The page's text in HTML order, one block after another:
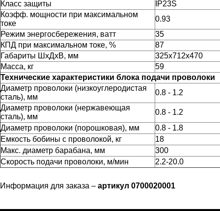
Класс защиты
IP23S
Коэфф. мощности при максимальном
токе
0.93
Режим энергосбережения, ватт
35
КПД при максимальном токе, %
87
Габариты ШхДхВ, мм
325х712х470
Масса, кг
59
Технические характеристики блока подачи проволоки
Диаметр проволоки (низкоуглеродистая
сталь), мм
0.8 - 1.2
Диаметр проволоки (нержавеющая
сталь), мм
0.8 - 1.2
Диаметр проволоки (порошковая), мм
0.8 - 1.8
Емкость бобины с проволокой, кг
18
Макс. диаметр барабана, мм
300
Скорость подачи проволоки, м/мин
2.2-20.0
Информация для заказа – артикул 0700020001